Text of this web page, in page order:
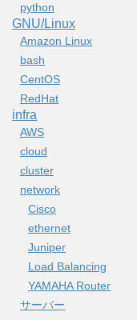
python
GNU/Linux
Amazon Linux
bash
CentOS
RedHat
infra
AWS
cloud
cluster
network
Cisco
ethernet
Juniper
Load Balancing
YAMAHA Router
サーバー